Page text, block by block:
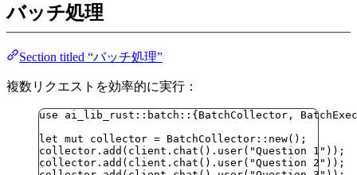
バッチ処理
Section titled “バッチ処理”
複数リクエストを効率的に実行：
use ai_lib_rust :: batch :: {BatchCollector,
let mut collector = BatchCollector :: new();
collector . add ( client . chat () . user( "Question 1 " ));
collector . add ( client . chat () . user( "Question 2 " ));